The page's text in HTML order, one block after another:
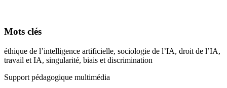
Mots clés
éthique de l’intelligence artificielle, sociologie de l’IA, droit de l’IA,
travail et IA, singularité, biais et discrimination
Support pédagogique multimédia